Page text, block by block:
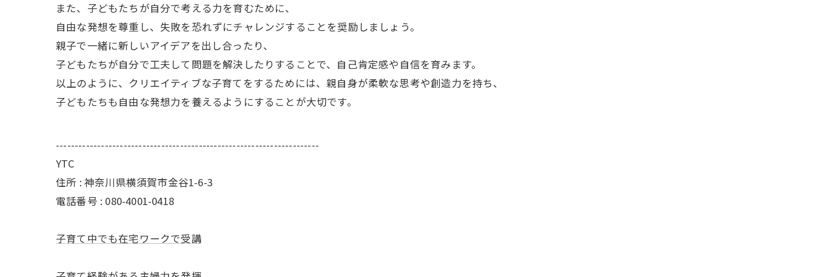
また、子どもたちが自分で考える力を育むために、
自由な発想を尊重し、失敗を恐れずにチャレンジすることを奨励しましょう。
親子で一緒に新しいアイデアを出し合ったり、
子どもたちが自分で工夫して問題を解決したりすることで、自己肯定感や自信を育みます。
以上のように、クリエイティブな子育てをするためには、親自身が柔軟な思考や創造力を持ち、
子どもたちも自由な発想力を養えるようにすることが大切です。
----------------------------------------------------------------------
YTC
住所 : 神奈川県横須賀市金谷1-6-3
電話番号 : 080-4001-0418
子育て中でも在宅ワークで受講